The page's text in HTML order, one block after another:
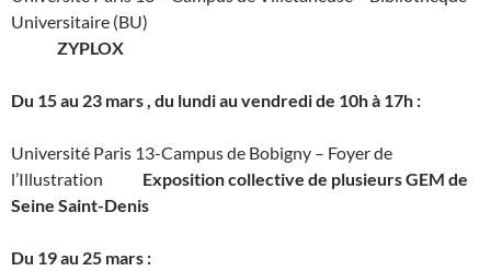
Universitaire (BU)
ZYPLOX
Du 15 au 23 mars , du lundi au vendredi de 10h à 17h :
Université Paris 13-Campus de Bobigny – Foyer de
l’Illustration Exposition collective de plusieurs GEM de
Seine Saint-Denis
Du 19 au 25 mars :